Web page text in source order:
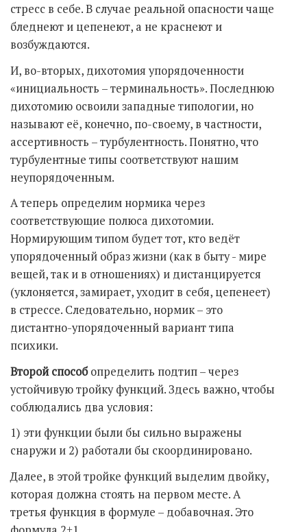
стресс в себе. В случае реальной опасности чаще
бледнеют и цепенеют, а не краснеют и
возбуждаются.
И, во-вторых, дихотомия упорядоченности
«инициальность – терминальность». Последнюю
дихотомию освоили западные типологии, но
называют её, конечно, по-своему, в частности,
ассертивность – турбулентность. Понятно, что
турбулентные типы соответствуют нашим
неупорядоченным.
А теперь определим нормика через
соответствующие полюса дихотомии.
Нормирующим типом будет тот, кто ведёт
упорядоченный образ жизни (как в быту - мире
вещей, так и в отношениях) и дистанцируется
(уклоняется, замирает, уходит в себя, цепенеет)
в стрессе. Следовательно, нормик – это
дистантно-упорядоченный вариант типа
психики.
Второй способопределить подтип – через
устойчивую тройку функций. Здесь важно, чтобы
соблюдались два условия:
1) эти функции были бы сильно выражены
снаружи и 2) работали бы скоординировано.
Далее, в этой тройке функций выделим двойку,
которая должна стоять на первом месте. А
третья функция в формуле – добавочная. Это